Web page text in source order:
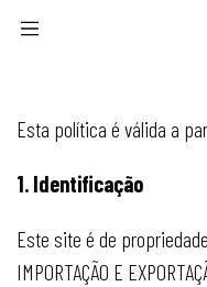
Esta política é válida a
1. Identificação
Este site é de
IMPORTAÇÃO E